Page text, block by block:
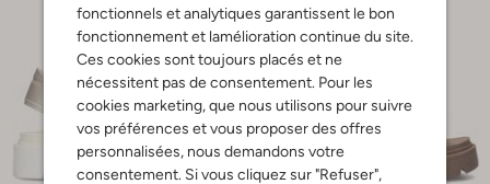
fonctionnels et analytiques garantissent le bon
fonctionnement et lamélioration continue du site.
Ces cookies sont toujours placés et ne
nécessitent pas de consentement. Pour les
cookies marketing, que nous utilisons pour suivre
vos préférences et vous proposer des offres
personnalisées, nous demandons votre
consentement. Si vous cliquez sur "Refuser",